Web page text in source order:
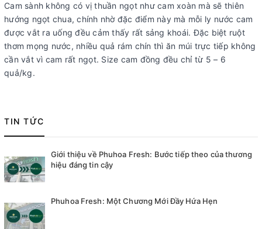
Cam sành không có vị thuần ngọt như cam xoàn mà sẽ thiên
hướng ngọt chua, chính nhờ đặc điểm này mà mỗi ly nước cam
được vắt ra uống đều cảm thấy rất sảng khoái. Đặc biệt ruột
thơm mọng nước, nhiều quả rám chín thì ăn múi trực tiếp không
cần vắt vì cam rất ngọt. Size cam đồng đều chỉ từ 5 – 6
quả/kg.
TIN TỨC
Giới thiệu về Phuhoa Fresh: Bước tiếp theo của thương
hiệu đáng tin cậy
Phuhoa Fresh: Một Chương Mới Đầy Hứa Hẹn